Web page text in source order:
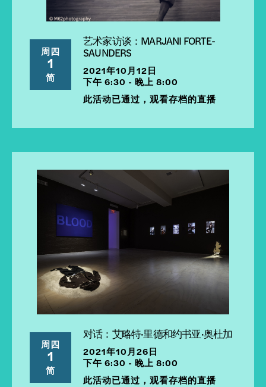
周四
1
简
艺术家访谈：MARJANI FORTE-
SAUNDERS
2021年10月12日
下午 6:30 - 晚上 8:00
此活动已通过，观看存档的直播
周四
1
简
对话：艾略特·里德和约书亚·奥杜加
2021年10月26日
下午 6:30 - 晚上 8:00
此活动已通过，观看存档的直播